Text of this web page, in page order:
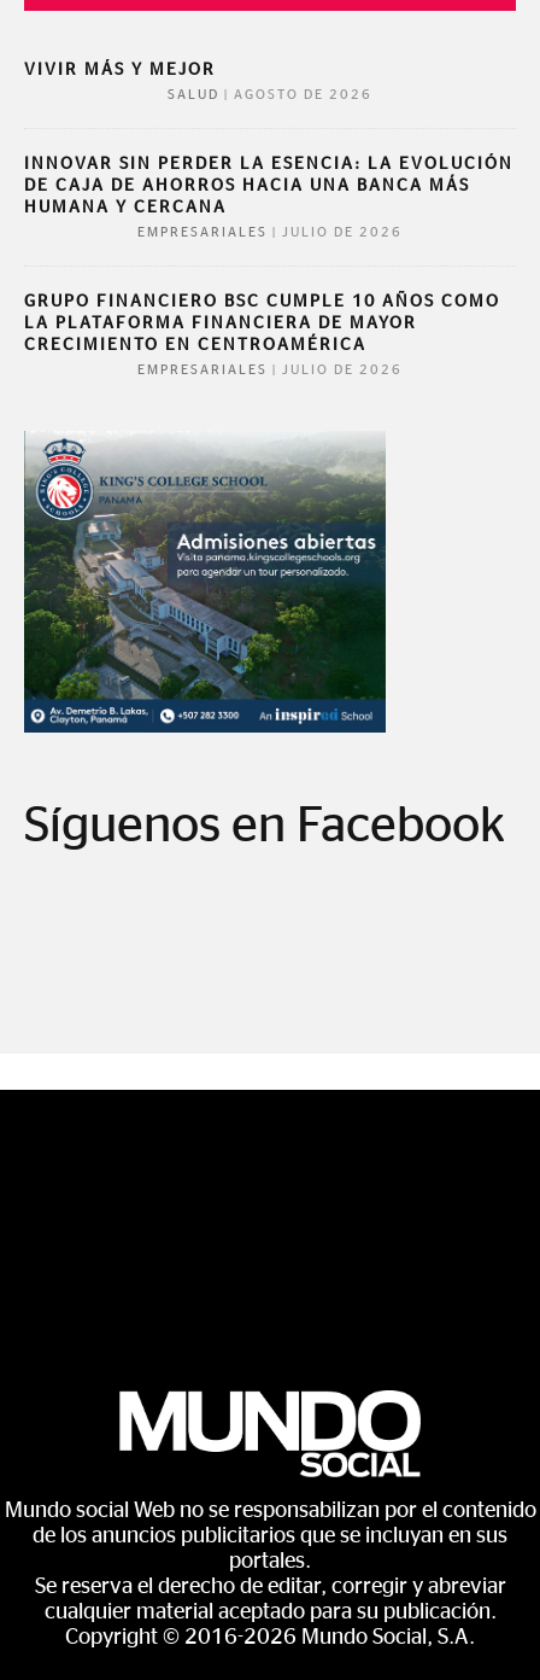
VIVIR MÁS Y MEJOR
SALUD AGOSTO DE 2026
INNOVAR SIN PERDER LA ESENCIA: LA EVOLUCIÓN
DE CAJA DE AHORROS HACIA UNA BANCA MÁS
HUMANA Y CERCANA
EMPRESARIALES JULIO DE 2026
GRUPO FINANCIERO BSC CUMPLE 10 AÑOS COMO
LA PLATAFORMA FINANCIERA DE MAYOR
CRECIMIENTO EN CENTROAMÉRICA
EMPRESARIALES JULIO DE 2026
Síguenos en Facebook
Mundo social Web no se responsabilizan por el contenido
de los anuncios publicitarios que se incluyan en sus
portales.
Se reserva el derecho de editar, corregir y abreviar
cualquier material aceptado para su publicación.
Copyright © 2016-2026 Mundo Social, S.A.